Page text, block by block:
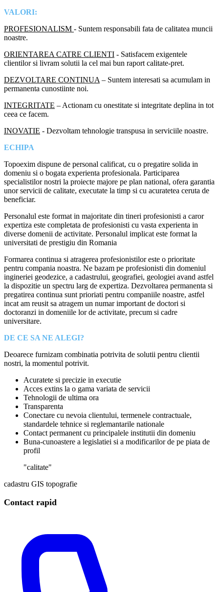
VALORI:
PROFESIONALISM - Suntem responsabili fata de calitatea muncii
noastre.
ORIENTAREA CATRE CLIENTI - Satisfacem exigentele
clientilor si livram solutii la cel mai bun raport calitate-pret.
DEZVOLTARE CONTINUA – Suntem interesati sa acumulam in
permanenta cunostiinte noi.
INTEGRITATE – Actionam cu onestitate si integritate deplina in tot
ceea ce facem.
INOVATIE - Dezvoltam tehnologie transpusa in serviciile noastre.
ECHIPA
Topoexim dispune de personal calificat, cu o pregatire solida in
domeniu si o bogata experienta profesionala. Participarea
specialistilor nostri la proiecte majore pe plan national, ofera garantia
unor servicii de calitate, executate la timp si cu acuratetea ceruta de
beneficiar.
Personalul este format in majoritate din tineri profesionisti a caror
expertiza este completata de profesionisti cu vasta experienta in
diverse domenii de activitate. Personalul implicat este format la
universitati de prestigiu din Romania
Formarea continua si atragerea profesionistilor este o prioritate
pentru compania noastra. Ne bazam pe profesionisti din domeniul
ingineriei geodezice, a cadastrului, geografiei, geologiei avand astfel
la dispozitie un spectru larg de expertiza. Dezvoltarea permanenta si
pregatirea continua sunt prioriati pentru companiile noastre, astfel
incat am reusit sa atragem un numar important de doctori si
doctoranzi in domeniile lor de activitate, precum si cadre
universitare.
DE CE SA NE ALEGI?
Deoarece furnizam combinatia potrivita de solutii pentru clientii
nostri, la momentul potrivit.
Acuratete si precizie in executie
Acces extins la o gama variata de servicii
Tehnologii de ultima ora
Transparenta
Conectare cu nevoia clientului, termenele contractuale,
standardele tehnice si reglemantarile nationale
Contact permanent cu principalele institutii din domeniu
Buna-cunoastere a legislatiei si a modificarilor de pe piata de
profil
"calitate"
cadastru GIS topografie
Contact rapid